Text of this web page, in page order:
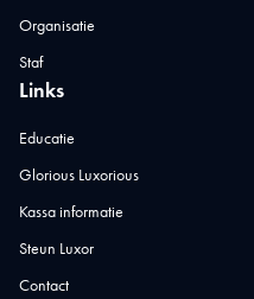
Organisatie
Staf
Links
Educatie
Glorious Luxorious
Kassa informatie
Steun Luxor
Contact